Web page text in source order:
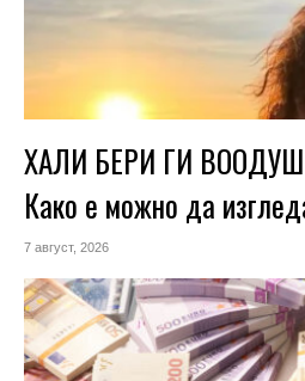
ХАЛИ БЕРИ ГИ
Како е можно да
7 август, 2026